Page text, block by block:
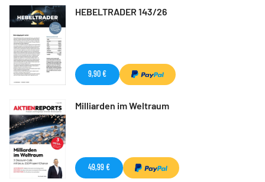
HEBELTRADER 143/26
9,90 €
Milliarden im Weltraum
49,99 €